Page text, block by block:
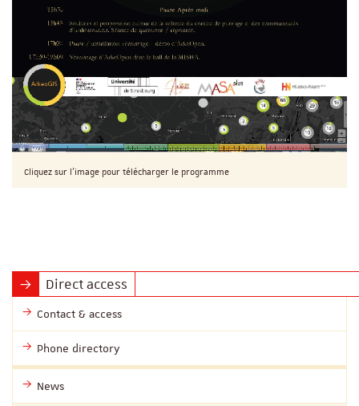
Cliquez sur l'image pour télécharger le programme
Direct access
Contact & access
Phone directory
News